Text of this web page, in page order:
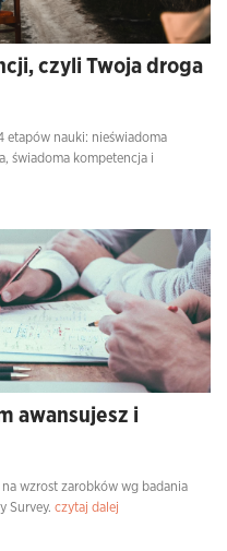
czyli Twoja droga
etapów nauki: nieświadoma
świadoma kompetencja i
awansujesz i
wzrost zarobków wg badania
Survey. czytaj dalej